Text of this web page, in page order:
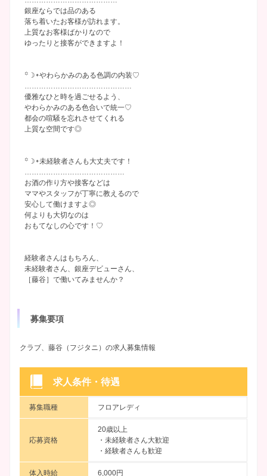
銀座ならでは品のある
落ち着いたお客様が訪れます。
上質なお客様ばかりなので
ゆったりと接客ができますよ！
꙳☽᛭やわらかみのある色調の内装♡
優雅なひと時を過ごせるよう、
やわらかみのある色合いで統一♡
都会の喧騒を忘れさせてくれる
上質な空間です◎
꙳☽᛭未経験者さんも大丈夫です！
お酒の作り方や接客などは
ママやスタッフが丁寧に教えるので
安心して働けますよ◎
何よりも大切なのは
おもてなしの心です！♡
経験者さんはもちろん、
未経験者さん、銀座デビューさん、
［藤谷］で働いてみませんか？
募集要項
クラブ、藤谷（フジタニ）の求人募集情報
求人条件・待遇
募集職種 フロアレディ
応募資格
20歳以上
・未経験者さん大歓迎
・経験者さんも歓迎
体入時給 6,000円